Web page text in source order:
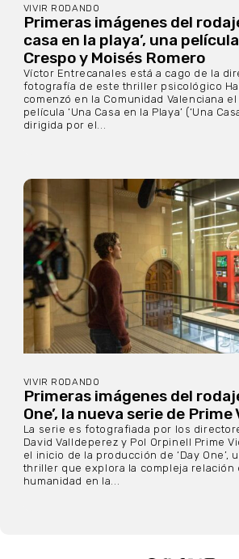
VIVIR RODANDO
Primeras imágenes del
casa en la playa’, una
Crespo y Moisés Romero
Víctor Entrecanales está a cago de la
fotografía de este thriller psicológico
comenzó en la Comunidad Valenciana
película ‘Una Casa en la Playa’ (‘Una
dirigida por el...
VIVIR RODANDO
Primeras imágenes del
One’, la nueva serie de Prime
La serie es fotografiada por los
David Valldeperez y Pol Orpinell Prime
el inicio de la producción de ‘Day One’,
thriller que explora la compleja relación
humanidad en la...